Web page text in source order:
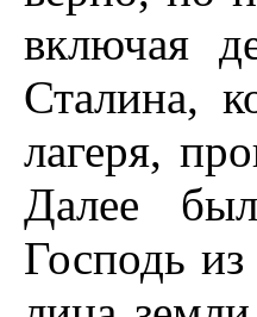
включая
Сталина,
лагеря,
Далее
Господь